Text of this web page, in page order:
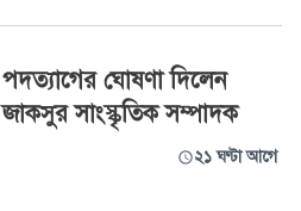
পদত্যাগের ঘোষণা দিলেন
জাকসুর সাংস্কৃতিক সম্পাদক
২১ ঘণ্টা আগে